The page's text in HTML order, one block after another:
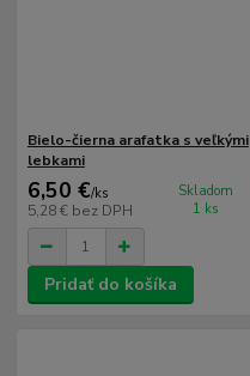
Bielo-čierna arafatka s veľkými
lebkami
6,50 €/ks
5,28 € bez DPH
Skladom
1 ks
Pridať do košíka